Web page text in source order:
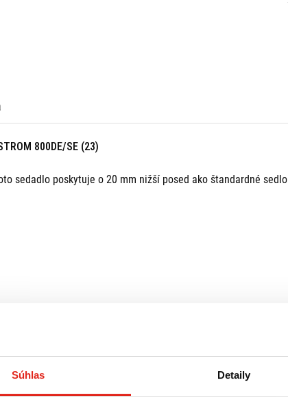
Súhlas Detaily
800DE/SE (23)
sedadlo poskytuje o 20 mm nižší posed ako štandardné